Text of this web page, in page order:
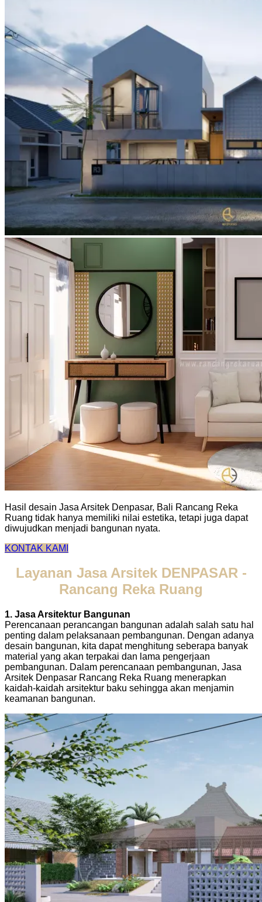
Hasil desain Jasa Arsitek Denpasar, Bali Rancang Reka
Ruang tidak hanya memiliki nilai estetika, tetapi juga dapat
diwujudkan menjadi bangunan nyata.
KONTAK KAMI
Layanan Jasa Arsitek DENPASAR -
Rancang Reka Ruang​
1. Jasa Arsitektur Bangunan
Perencanaan perancangan bangunan adalah salah satu hal
penting dalam pelaksanaan pembangunan. Dengan adanya
desain bangunan, kita dapat menghitung seberapa banyak
material yang akan terpakai dan lama pengerjaan
pembangunan. Dalam perencanaan pembangunan, Jasa
Arsitek Denpasar Rancang Reka Ruang menerapkan
kaidah-kaidah arsitektur baku sehingga akan menjamin
keamanan bangunan.